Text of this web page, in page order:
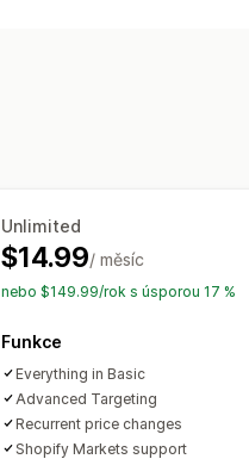
Unlimited
$14.99/ měsíc
nebo $149.99/rok s úsporou 17 %
Funkce
Everything in Basic
Advanced Targeting
Recurrent price changes
Shopify Markets support